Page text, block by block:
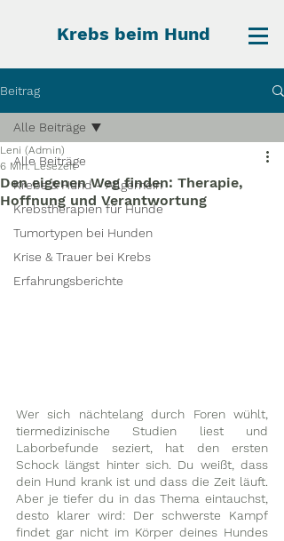
Krebs beim Hund
Beitrag
Alle Beiträge
Krebs & Hund - Allgemein
Krebstherapien für Hunde
Tumortypen bei Hunden
Krise & Trauer bei Krebs
Erfahrungsberichte
Alle Beiträge
Den eigenen Weg finden: Therapie,
Hoffnung und Verantwortung
Leni (Admin)
6 Min. Lesezeit
Wer sich nächtelang durch Foren wühlt,
tiermedizinische Studien liest und
Laborbefunde seziert, hat den ersten
Schock längst hinter sich. Du weißt, dass
dein Hund krank ist und dass die Zeit läuft.
Aber je tiefer du in das Thema eintauchst,
desto klarer wird: Der schwerste Kampf
findet gar nicht im Körper deines Hundes